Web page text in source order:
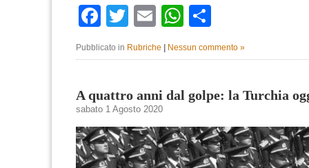
Facebook
TwitterEmailWhatsApp
Pubblicato in Rubriche Nessun commento »
A quattro anni dal golpe: la Turchia
sabato 1 Agosto 2020